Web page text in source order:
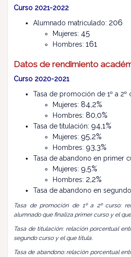
Curso 2021-2022
Alumnado matriculado: 206
Mujeres: 45
Hombres: 161
Datos de rendimiento
Curso 2020-2021
Tasa de promoción de 1º a 2º
Mujeres: 84,2%
Hombres: 80,0%
Tasa de titulación: 94,1%
Mujeres: 95,2%
Hombres: 93,3%
Tasa de abandono en primer
Mujeres: 9,5%
Hombres: 2,2%
Tasa de abandono en
Tasa de promoción de 1º a 2º curso:
alumnado que finaliza primer curso y el
Tasa de titulación: relación porcentual
segundo curso y el que titula.
Tasa de abandono: relación porcentual